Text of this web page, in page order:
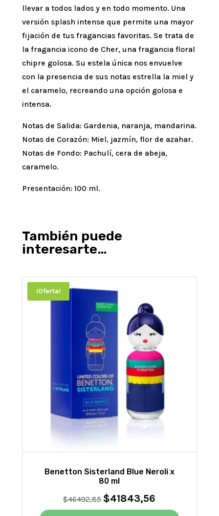
llevar a todos lados y en todo momento. Una
versión splash intense que permite una mayor
fijación de tus fragancias favoritas. Se trata de
la fragancia icono de Cher, una fragancia floral
chipre golosa. Su estela única nos envuelve
con la presencia de sus notas estrella la miel y
el caramelo, recreando una opción golosa e
intensa.
Notas de Salida: Gardenia, naranja, mandarina.
Notas de Corazón: Miel, jazmín, flor de azahar.
Notas de Fondo: Pachulí, cera de abeja,
caramelo.
Presentación: 100 ml.
También puede
interesarte…
¡Oferta!
Benetton Sisterland Blue Neroli x
80 ml
$46492,85 El
precio
$41843,56
precio